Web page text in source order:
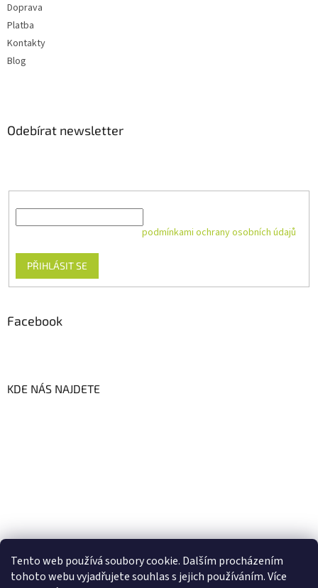
Tento web používá soubory cookie. Dalším procházením
tohoto webu vyjadřujete souhlas s jejich používáním. Více
Doprava
Platba
Kontakty
Blog
Odebírat newsletter
podmínkami ochrany osobních údajů
PŘIHLÁSIT SE
Facebook
KDE NÁS NAJDETE